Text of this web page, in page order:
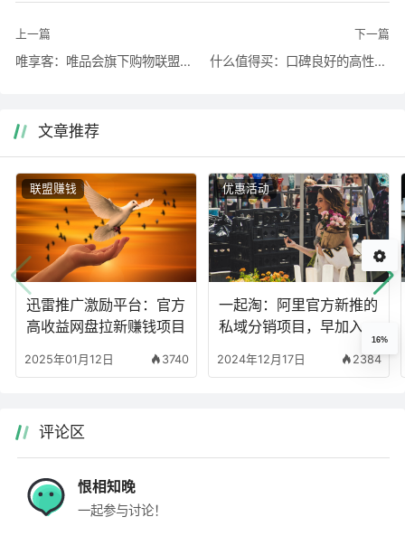
上一篇
唯享客：唯品会旗下购物联盟，新人享大福利！
下一篇
什么值得买：口碑良好的高性价比社区导购平台，又一省钱利器！
文章推荐
迅雷推广激励平台：官方
高收益网盘拉新赚钱项目
2025年01月12日 3740
联盟赚钱
一起淘：阿里官方新推的
私域分销项目，早加入早
2024年12月17日 2384
优惠活动
评论区
恨相知晚
一起参与讨论！
16%